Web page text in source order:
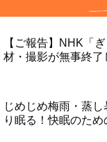
【ご報告】NHK「
材・撮影が無事終了
じめじめ梅雨・蒸
り眠る！快眠のた